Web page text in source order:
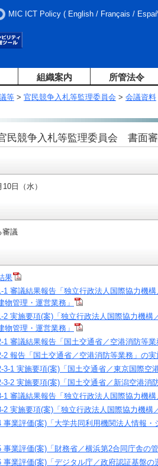
MIC ICT Policy ( English / Français /
組織案内 所管法令
等 > 官民競争入札等監理委員会 > 会議資料
民競争入札等監理委員会 書面審
日（水）
審議
果
1 審議結果報告「独立行政法人国際協力機
物管理・運営業務」
2 実施要項(案)「独立行政法人国際協力機
物管理・運営業務」
1 審議結果報告「国土交通省／空港消防等業
2 報告「国土交通省／空港消防等業務」の
3-1 実施要項(案)「国土交通省／東京国際空
3-2 実施要項(案)「国土交通省／新潟空港消
1 審議結果報告「独立行政法人国際協力機構
2 実施要項(案)「独立行政法人国際協力機構
事業評価(案)「大学共同利用機関法人情報
事業評価(案)「財務省／横浜第2合同庁舎の
事業評価(案)「デジタル庁／政府認証基盤の